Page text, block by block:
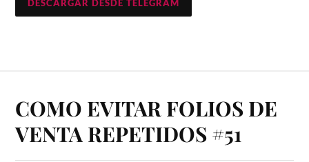
DESCARGAR DESDE TELEGRAM
COMO EVITAR FOLIOS DE
VENTA REPETIDOS #51